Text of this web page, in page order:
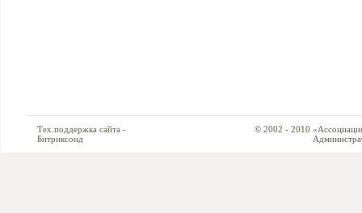
Тех.поддержка сайта -
Битриксоид
© 2002 - 2010 «Ассоциация